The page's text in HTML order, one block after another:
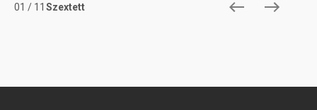
Szextett
01 / 11